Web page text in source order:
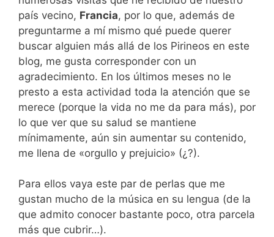
país vecino, Francia, por lo que, además de
preguntarme a mí mismo qué puede querer
buscar alguien más allá de los Pirineos en este
blog, me gusta corresponder con un
agradecimiento. En los últimos meses no le
presto a esta actividad toda la atención que se
merece (porque la vida no me da para más), por
lo que ver que su salud se mantiene
mínimamente, aún sin aumentar su contenido,
me llena de «orgullo y prejuicio» (¿?).
Para ellos vaya este par de perlas que me
gustan mucho de la música en su lengua (de la
que admito conocer bastante poco, otra parcela
más que cubrir…).